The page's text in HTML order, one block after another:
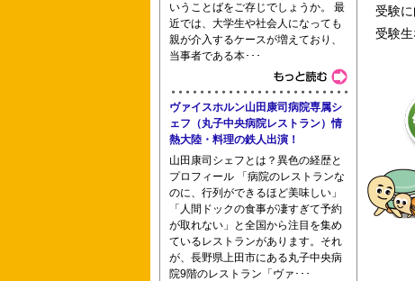
三重大学大学院医学系研究科 川口市立
ベルランド看護助産専門学校 神奈川県
受験
受験
いうことばをご存じでしょうか。 最
近では、大学生や社会人になっても
親が介入するケースが増えており、
当事者である本･･･
ヴァイスホルン山田康司病院専属シ
ェフ（丸子中央病院レストラン）情
熱大陸・料理の鉄人出演！
山田康司シェフとは？異色の経歴と
プロフィール 「病院のレストランな
のに、行列ができるほど美味しい」
「人間ドックの食事が凄すぎて予約
が取れない」と全国から注目を集め
ているレストランがあります。それ
が、長野県上田市にある丸子中央病
院9階のレストラン「ヴァ･･･